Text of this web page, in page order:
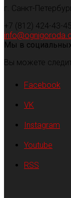
г. Санкт-
+7 (812) 424-43-45
Мы в
Вы можете
Facebook
VK
Instagram
Youtube
RSS